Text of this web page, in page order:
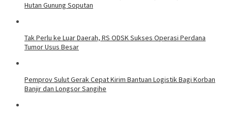
Hutan Gunung Soputan
Tak Perlu ke Luar Daerah, RS ODSK Sukses Operasi Perdana
Tumor Usus Besar
Pemprov Sulut Gerak Cepat Kirim Bantuan Logistik Bagi Korban
Banjir dan Longsor Sangihe